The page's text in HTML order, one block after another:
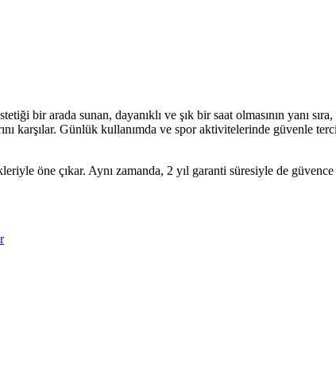
arada sunan, dayanıklı ve şık bir saat olmasının yanı
Günlük kullanımda ve spor aktivitelerinde güvenle
öne çıkar. Aynı zamanda, 2 yıl garanti süresiyle de güvence